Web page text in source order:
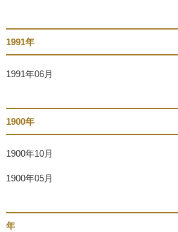
1991年
1991年06月
1900年
1900年10月
1900年05月
年